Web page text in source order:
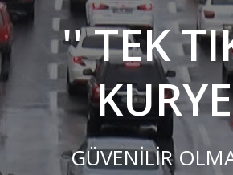
'' TEK
GÜVENİLİR